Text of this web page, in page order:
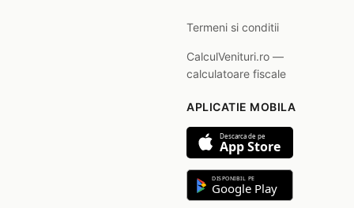
Termeni si conditii
CalculVenituri.ro —
calculatoare fiscale
APLICATIE MOBILA
Descarca de pe
App Store
DISPONIBIL PE
Google Play